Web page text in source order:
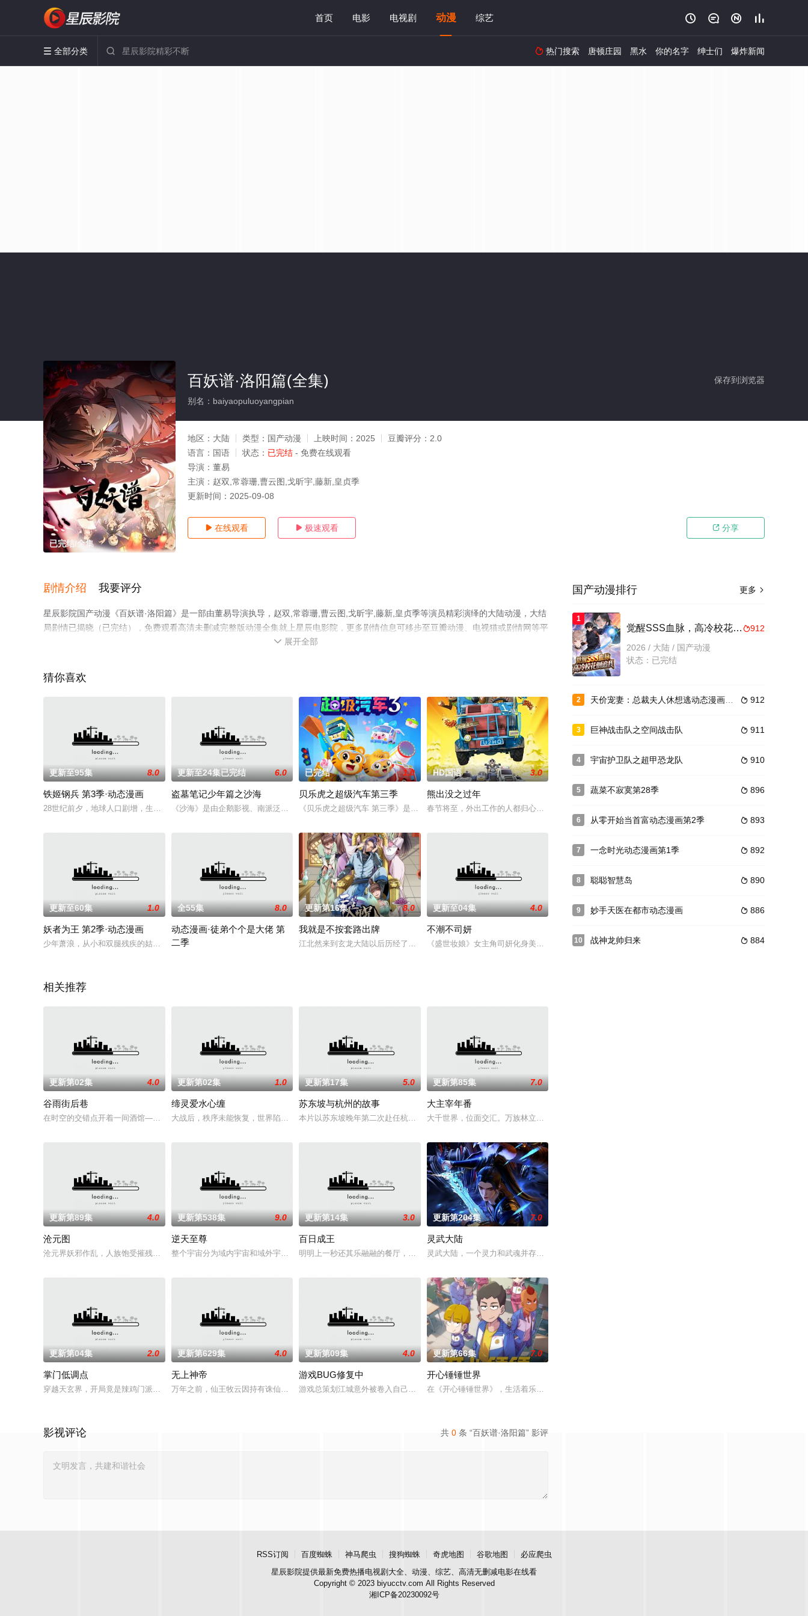
首页 电影 电视剧 动漫 综艺    
 全部分类   热门搜索 唐顿庄园 黑水 你的名字 绅士们 爆炸新闻
已完结/全集
保存到浏览器
百妖谱·洛阳篇(全集)
别名：baiyaopuluoyangpian
地区： 大陆 类型： 国产动漫 上映时间： 2025 豆瓣评分： 2.0
语言： 国语 状态： 已完结 - 免费在线观看
导演： 董易
主演： 赵双,常蓉珊,曹云图,戈昕宇,藤新,皇贞季
更新时间： 2025-09-08
 在线观看  极速观看  分享
剧情介绍 我要评分
星辰影院国产动漫《百妖谱·洛阳篇》是一部由董易导演执导，赵双,常蓉珊,曹云图,戈昕宇,藤新,皇贞季等演员精彩演绎的大陆动漫，大结
局剧情已揭晓（已完结），免费观看高清未删减完整版动漫全集就上星辰电影院，更多剧情信息可移步至豆瓣动漫、电视猫或剧情网等平
 展开全部
猜你喜欢
更新至95集 8.0
铁姬钢兵 第3季·动态漫画
28世纪前夕，地球人口剧增，生存资源极度匮乏，在人类星际移民初步阶段，为抢夺地外资
更新至24集已完结 6.0
盗墓笔记少年篇之沙海
《沙海》是由企鹅影视、南派泛娱、视骊制作联合出品，吴磊、秦昊、张萌、杨蓉、张铭恩、
已完结 1.0
贝乐虎之超级汽车第三季
《贝乐虎之超级汽车 第三季》是由“贝乐虎”品牌延续之前的二季，升级打造的一部汽车主
HD国语 3.0
熊出没之过年
春节将至，外出工作的人都归心似箭，匆匆赶回家中和亲人团聚。光头强（谭笑 配音）因为
更新至60集 1.0
妖者为王 第2季·动态漫画
少年萧浪，从小和双腿残疾的姑姑、捡来的弟弟相依为命，他怀着救治姑姑的心愿四处奔走，
全55集 8.0
动态漫画·徒弟个个是大佬 第
二季
更新第16集 8.0
我就是不按套路出牌
江北然来到玄龙大陆以后历经了人情冷暖，逐渐摸索到了在这个世界的生存法则，后被归心宗
更新至04集 4.0
不潮不司妍
《盛世妆娘》女主角司妍化身美妆博主，带你玩转美妆世界！这里有很多美妆的干货技巧呦~
相关推荐
更新第02集 4.0
谷雨街后巷
在时空的交错点开着一间酒馆——谷雨街后巷。 无论城市的角落，还是繁星坠落的荒漠，
更新第02集 1.0
缔灵爱水心缠
大战后，秩序未能恢复，世界陷入混乱。混沌从深渊崛起，黑暗如潮水般吞噬大地……缔默完
更新第17集 5.0
苏东坡与杭州的故事
本片以苏东坡晚年第二次赴任杭州，与老友佛印（一心想将苏东坡渡入佛门）、辽国女粉丝耶
更新第85集 7.0
大主宰年番
大千世界，位面交汇。万族林立，群英荟萃。一位位来自下位面的天之至尊，在这无尽世界，
更新第89集 4.0
沧元图
沧元界妖邪作乱，人族饱受摧残，主角孟川自小立下为母复仇的誓言，以镜湖道院为起点，凭
更新第538集 9.0
逆天至尊
整个宇宙分为域内宇宙和域外宇宙，两个宇宙彼此为敌，域外宇宙由天魔统治，域内宇宙分为
更新第14集 3.0
百日成王
明明上一秒还其乐融融的餐厅，下一秒竟然血流成河……明明是爱民如子的君王下一秒竟然变
更新第204集 7.0
灵武大陆
灵武大陆，一个灵力和武魂并存的世界，灵修一念动山河，武者徒手撕天地。星辰镇昔日天才
更新第04集 2.0
掌门低调点
穿越天玄界，开局竟是辣鸡门派掌门人！都市氪金人重生游戏异界，拿玩家当走狗，收世界主
更新第629集 4.0
无上神帝
万年之前，仙王牧云因持有诛仙图而遭人暗算，残魂沉睡万年之后，在天运大陆南云帝国有名
更新第09集 4.0
游戏BUG修复中
游戏总策划江城意外被卷入自己设计的《诸神黄昏》游戏世界，与觉醒自我意识的最终BOS
更新第66集 7.0
开心锤锤世界
在《开心锤锤世界》，生活着乐观善良的少年锤锤和他性格各异的家人朋友们，他们在日常琐
共 0 条 “百妖谱·洛阳篇” 影评
影视评论
更多 
国产动漫排行
1
912
觉醒SSS血脉，高冷校花倒追我动态漫画
2026 / 大陆 / 国产动漫
状态：已完结
2  912
天价宠妻：总裁夫人休想逃动态漫画第4季
3  911
巨神战击队之空间战击队
4  910
宇宙护卫队之超甲恐龙队
5  896
蔬菜不寂寞第28季
6  893
从零开始当首富动态漫画第2季
7  892
一念时光动态漫画第1季
8  890
聪聪智慧岛
9  886
妙手天医在都市动态漫画
10  884
战神龙帅归来
RSS订阅 百度蜘蛛 神马爬虫 搜狗蜘蛛 奇虎地图 谷歌地图
必应爬虫
星辰影院提供最新免费热播电视剧大全、动漫、综艺、高清无删减电影在线看
Copyright © 2023 biyucctv.com All Rights Reserved
湘ICP备20230092号